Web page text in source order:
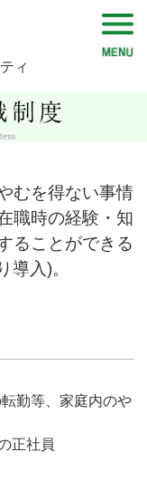
ィ
むを得ない事情
職時の経験・知
ることができる
導入)。
勤等、家庭内のや
正社員